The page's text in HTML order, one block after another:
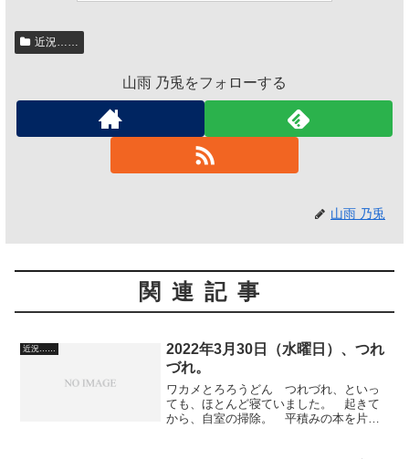
近況……
山雨 乃兎をフォローする
山雨 乃兎
関連記事
近況……
2022年3月30日（水曜日）、つれ
づれ。
ワカメとろろうどん つれづれ、といっ
ても、ほとんど寝ていました。 起きて
から、自室の掃除。 平積みの本を片付